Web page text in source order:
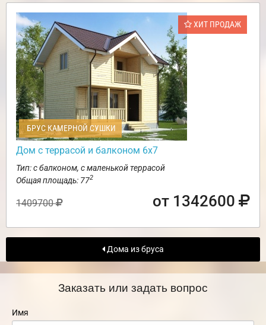
ХИТ ПРОДАЖ
БРУС КАМЕРНОЙ СУШКИ
Дом с террасой и балконом 6х7
Тип: с балконом, с маленькой террасой
Общая площадь: 772
1409700 от 1342600
Дома из бруса
Заказать или задать вопрос
Имя